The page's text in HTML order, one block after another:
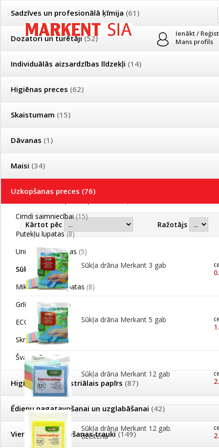
Ienākt /
Mans profils
Sadzīves un profesionālā ķīmija (61)
Dozatori un turētāji(52)
Individuālās aizsardzības līdzekļi (14)
Higiēnas preces (62)
Skaistumam (15)
Dāvanas (1)
Maisi (34)
Uzkopšanas preces (76)
Cimdi saimniecībai(15)
Putekļu lupatas(8)
Universālās lupatas (5)
Sūkļa drāna(9)
Mikrošķiedras lupatas (8)
Grīdas lupatas(6)
ECO lupatiņas(9)
Skrāpji, sūkļi(8)
Švammītes(8)
Higiēnas un industriālais papīrs (87)
Ēdienu pagatavošanai un uzglabāšanai (42)
Vienreizējās lietošanas trauki(149)
PAR MUMS
PRODUKTI
Mājsaimniecības un profesionālās uzkopšanas preču tirdzniecība
Bezmaksas piegāde visā Latvijā pasūtījumiem no 50 eiro!
Īpašas cenas un piegādes nosacījumi vairumtirgotājiem
Reģistrējies un saņem pastāvīgu atlaidi!
Sūkļa drāna
Kārtot pēc Ražotājs
Sūkļa drāna Merkant 3 gab
Sūkļa drāna Merkant 5 gab
Sūkļa drāna Merkant 12 gab
Sūkļa drāna Merkant 12 gab.
dzeltena